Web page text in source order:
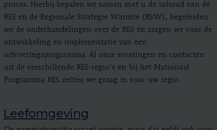
proces. Hierbij bepalen we samen met u de inhoud van de
RES en de Regionale Strategie Warmte (RSW), begeleiden
we de onderhandelingen over de RES én zorgen we voor de
ontwikkeling en implementatie van een
uitvoeringsprogramma. Al onze ervaringen en contacten
uit de verschillende RES-regio’s en bij het Nationaal
Programma RES zetten we graag in voor uw regio.
Leefomgeving